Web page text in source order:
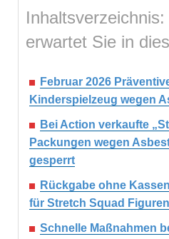
Inhaltsverzeichnis:
erwartet Sie in
Februar 2026
Kinderspielzeug wegen
Bei Action verkaufte
Packungen wegen
gesperrt
Rückgabe ohne
für Stretch Squad Figuren
Schnelle Maßnahmen